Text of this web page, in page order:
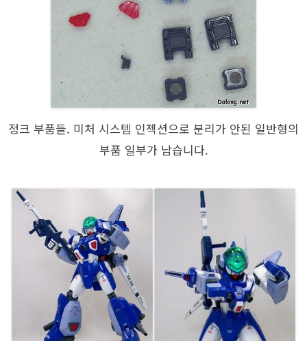
정크 부품들. 미처 시스템 인젝션으로 분리가 안된 일반형의
부품 일부가 남습니다.